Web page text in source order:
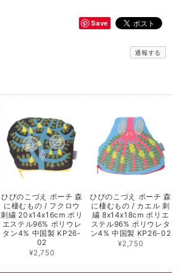
Save
通報する
ひびのこづえ ポーチ 森
に棲むもの / フクロウ
刺繍 20x14x16cm ポリ
エステル96% ポリウレ
タン4% 中国製 KP26-
02
¥2,750
ひびのこづえ ポーチ 森
に棲むもの / カエル 刺
繍 8x14x18cm ポリエ
ステル96% ポリウレタ
ン4% 中国製 KP26-02
¥2,750